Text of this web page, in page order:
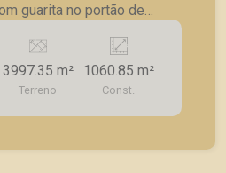
30.000 litros; - Plataforma
- Pé direito de 5 metros; -
- Recepção; - 3
compartilhados; - 2
- 2 salas de arquivo; - 3
3997.35 m²
Terreno
1060.85 m²
Const.